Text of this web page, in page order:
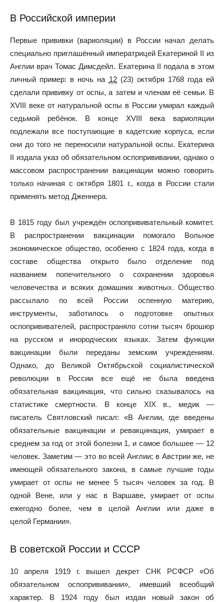
В Российской империи
Первые прививки (вариоляции) в России начал делать
специально приглашённый императрицей Екатериной II из
Англии врач Томас Димсдейл. Екатерина II подала в этом
личный пример: в ночь на 12(23) октября 1768 года ей
сделали прививку от оспы, а затем и членам её семьи. В
XVIII веке от натуральной оспы в России умирал каждый
седьмой ребёнок. В конце XVIII века вариоляции
подлежали все поступающие в кадетские корпуса, если
они до того не переносили натуральной оспы. Екатерина
II издала указ об обязательном оспопрививании, однако о
массовом распространении вакцинации можно говорить
только начиная с октября 1801 г., когда в России стали
применять метод Дженнера.
В 1815 году был учреждён оспопрививательный комитет.
В распространении вакцинации помогало Вольное
экономическое общество, особенно с 1824 года, когда в
составе общества открыто было отделение под
названием попечительного о сохранении здоровья
человечества и всяких домашних животных. Общество
рассылало по всей России оспенную материю,
инструменты, заботилось о подготовке опытных
оспопрививателей, распространяло сотни тысяч брошюр
на русском и инородческих языках. Затем функции
вакцинации были переданы земским учреждениям.
Однако, до Великой Октябрьской социалистической
революции в России все ещё не была введена
обязательная вакцинация, что сильно сказывалось на
статистике смертности. В конце XIX в., медик —
писатель Святловский писал: «В Англии, где введены
обязательные вакцинации и ревакцинация, умирает в
среднем за год от этой болезни 1, и самое большее — 12
человек. Заметим — это во всей Англии; в Австрии же, не
имеющей обязательного закона, в самые лучшие годы
умирает от оспы не менее 5 тысяч человек за год. В
одной Вене, или у нас в Варшаве, умирает от оспы
ежегодно более, чем в целой Англии или даже в
целой Германии».
В советской России и СССР
10 апреля 1919 г. вышел декрет СНК РСФСР «Об
обязательном оспопрививании», имевший всеобщий
характер. В 1924 году был издан новый закон об